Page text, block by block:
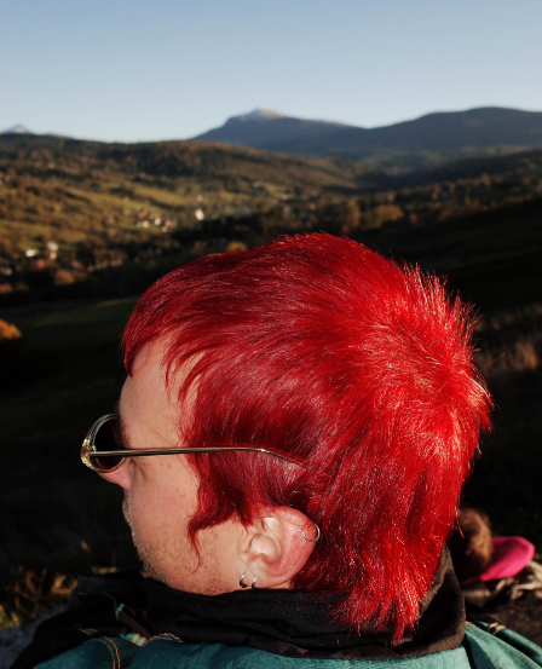
Наш сайт використовує кукі. Залишаючись на Bird in Flight, ви
погоджуєтеся з нашою
політикою конфіденційності.